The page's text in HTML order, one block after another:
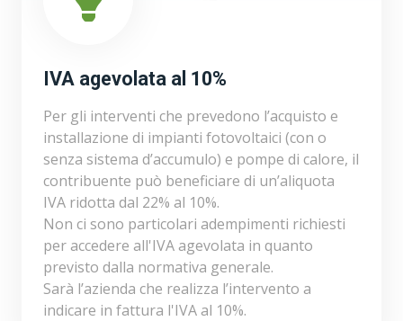
IVA agevolata al 10%
Per gli interventi che prevedono l’acquisto e
installazione di impianti fotovoltaici (con o
senza sistema d’accumulo) e pompe di calore, il
contribuente può beneficiare di un’aliquota
IVA ridotta dal 22% al 10%.
Non ci sono particolari adempimenti richiesti
per accedere all'IVA agevolata in quanto
previsto dalla normativa generale.
Sarà l’azienda che realizza l’intervento a
indicare in fattura l'IVA al 10%.